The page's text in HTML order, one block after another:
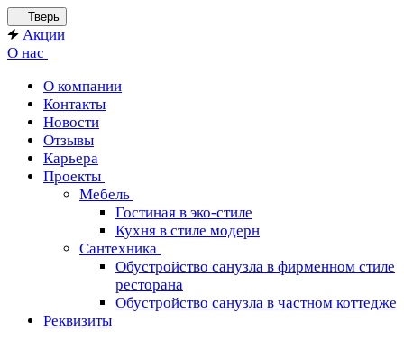
Тверь
Акции
О нас
О компании
Контакты
Новости
Отзывы
Карьера
Проекты
Мебель
Гостиная в эко-стиле
Кухня в стиле модерн
Сантехника
Обустройство санузла в фирменном стиле
ресторана
Обустройство санузла в частном коттедже
Реквизиты